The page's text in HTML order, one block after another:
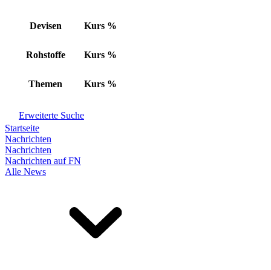
Devisen Kurs %
Rohstoffe Kurs %
Themen Kurs %
Erweiterte Suche
Startseite
Nachrichten
Nachrichten
Nachrichten auf FN
Alle News